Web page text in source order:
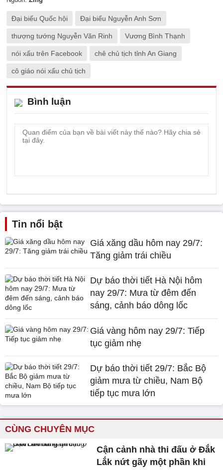
Đại biểu Quốc hội Đại biểu Nguyễn Anh Sơn
thượng tướng Nguyễn Văn Rinh Vương Bình Thạnh
nói xấu trên Facebook chê chủ tịch tỉnh An Giang
cô giáo nói xấu chủ tịch
Bình luận
Tin nổi bật
Giá xăng dầu hôm nay 29/7:
Tăng giảm trái chiều
Dự báo thời tiết Hà Nội hôm
nay 29/7: Mưa từ đêm đến
sáng, cảnh báo dông lốc
Giá vàng hôm nay 29/7: Tiếp
tục giảm nhẹ
Dự báo thời tiết 29/7: Bắc Bộ
giảm mưa từ chiều, Nam Bộ
tiếp tục mưa lớn
CÙNG CHUYÊN MỤC
Cận cảnh nhà thi đấu ở Đắk
Lắk nứt gãy một phần khi